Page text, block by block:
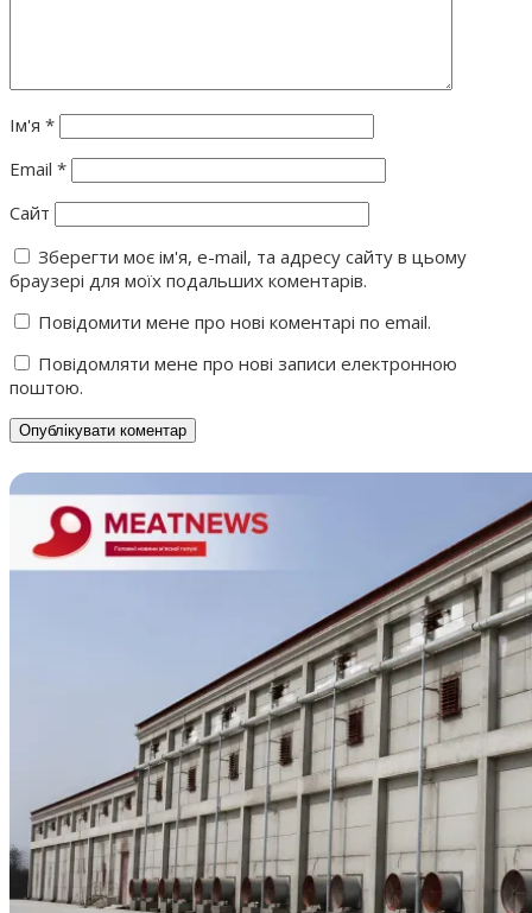
Ім'я *
Email *
Сайт
Зберегти моє ім'я, e-mail, та адресу сайту в цьому
браузері для моїх подальших коментарів.
Повідомити мене про нові коментарі по email.
Повідомляти мене про нові записи електронною
поштою.